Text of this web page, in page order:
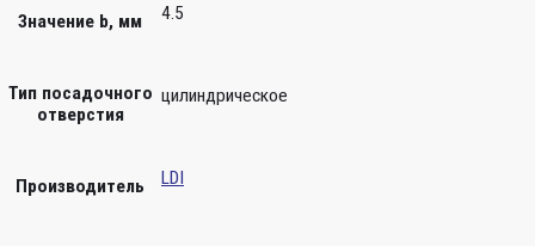
Значение b, мм 4.5
Тип посадочного
отверстия
цилиндрическое
Производитель LDI